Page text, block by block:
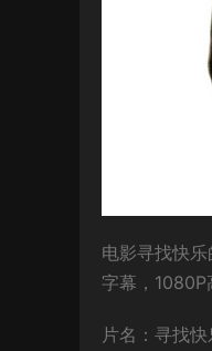
电影寻找快
字幕，1080P
片名：寻找